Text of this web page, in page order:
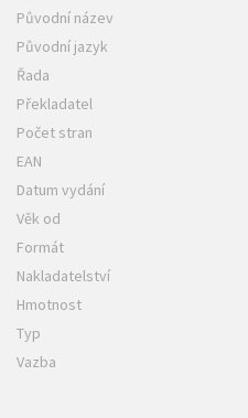
Původní název
Původní jazyk
Řada
Překladatel
Počet stran
EAN
Datum vydání
Věk od
Formát
Nakladatelství
Hmotnost
Typ
Vazba